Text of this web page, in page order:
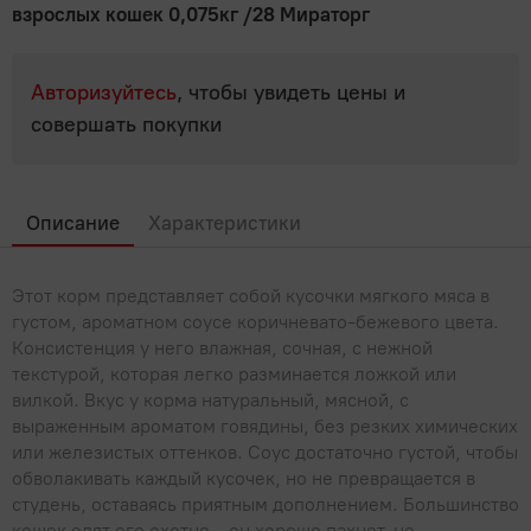
Фарш, полуфабрикаты из фарша
Мясные деликатесы
Сосиски, сардельки
Холодец, шпик
Мясные консервы
Рыбные консервы
Крупы, бобовые
Макароны, паста
Продукты быстрого приготовления
Хлопья, мюсли, отруби, сухие завтраки
Молоко
Молочная продукция КМК
Растительные продукты
Сливочное масло, маргарин
Сметана
Сыры
Творог, йогурты, сырки
Мясо, птица
Субпродукты
Фрукты
Икра
Крабовое мясо и палочки
Морепродукты
Морская капуста, салаты
Рыба
Сладости
Жвачки, драже
Зефир, мармелад, пастила
Карамель
Конфеты
Соки, вода, напитки
Вода
Газированные напитки
Квас
Соусы, специи, масло, майонез
Майонез
взрослых кошек 0,075кг /28 Мираторг
Авторизуйтесь, чтобы увидеть цены и
совершать покупки
Описание Характеристики
Этот корм представляет собой кусочки мягкого мяса в
густом, ароматном соусе коричневато-бежевого цвета.
Консистенция у него влажная, сочная, с нежной
текстурой, которая легко разминается ложкой или
вилкой. Вкус у корма натуральный, мясной, с
выраженным ароматом говядины, без резких химических
или железистых оттенков. Соус достаточно густой, чтобы
обволакивать каждый кусочек, но не превращается в
студень, оставаясь приятным дополнением. Большинство